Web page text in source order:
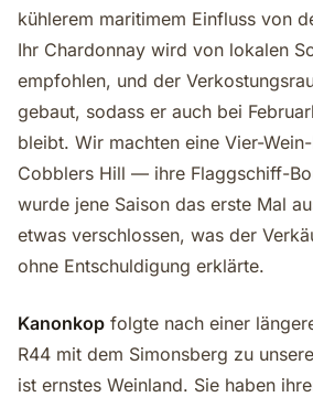
kühlerem maritimem Einfluss von
Ihr Chardonnay wird von lokalen
empfohlen, und der
gebaut, sodass er auch bei
bleibt. Wir machten eine Vier-
Cobblers Hill — ihre Flaggschiff-
wurde jene Saison das erste Mal
etwas verschlossen, was der
ohne Entschuldigung erklärte.
Kanonkop folgte nach einer
R44 mit dem Simonsberg zu
ist ernstes Weinland. Sie haben